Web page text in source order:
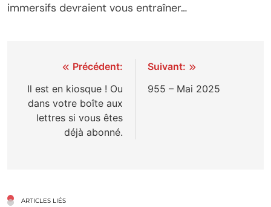
immersifs devraient vous entraîner…
Navigation
de
l’article
Précédent:
Il est en kiosque ! Ou
dans votre boîte aux
lettres si vous êtes
déjà abonné.
Suivant:
955 – Mai 2025
ARTICLES LIÉS